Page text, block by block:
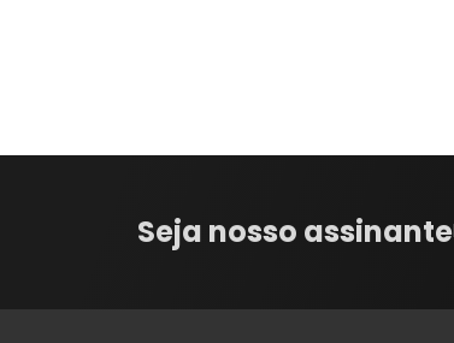
Seja nosso assinante